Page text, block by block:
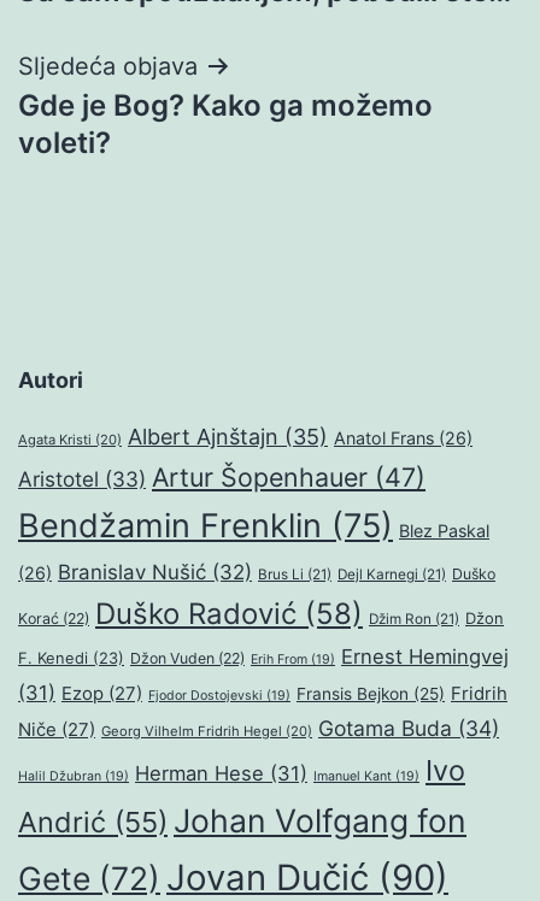
objava
Sljedeća objava
Gde je Bog? Kako ga možemo
voleti?
Autori
Agata Kristi (20) Albert Ajnštajn (35) Anatol Frans (26)
Aristotel (33) Artur Šopenhauer (47)
Bendžamin Frenklin (75) Blez Paskal
(26) Branislav Nušić (32) Brus Li (21) Dejl Karnegi (21) Duško
Korać (22) Duško Radović (58) Džim Ron (21) Džon
F. Kenedi (23) Džon Vuden (22) Erih From (19) Ernest Hemingvej
(31) Ezop (27) Fjodor Dostojevski (19) Fransis Bejkon (25) Fridrih
Niče (27) Georg Vilhelm Fridrih Hegel (20) Gotama Buda (34)
Halil Džubran (19) Herman Hese (31) Imanuel Kant (19)
Ivo
Andrić (55) Johan Volfgang fon
Gete (72) Jovan Dučić (90)